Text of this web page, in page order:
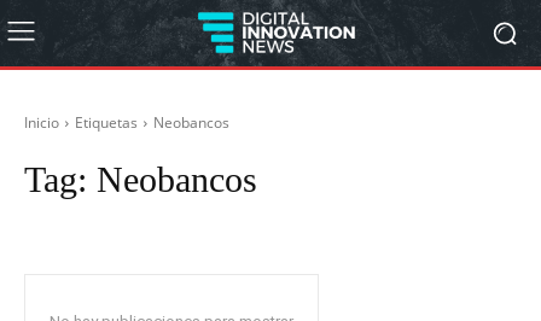
Inicio Etiquetas Neobancos
Tag: Neobancos